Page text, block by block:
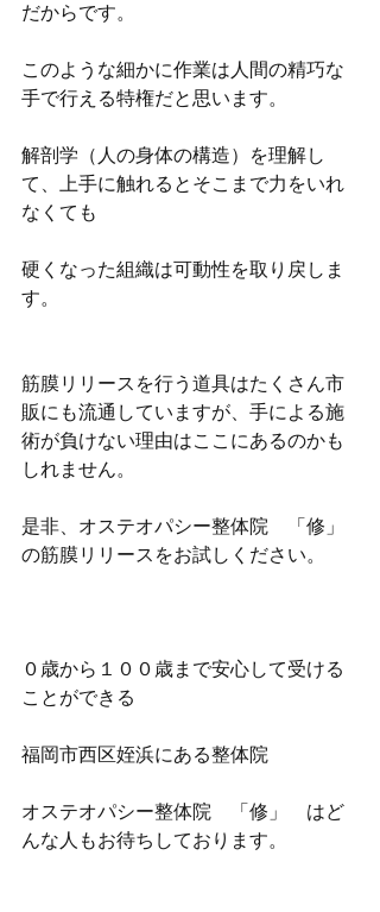
だからです。
このような細かに作業は人間の精巧な
手で行える特権だと思います。
解剖学（人の身体の構造）を理解し
て、上手に触れるとそこまで力をいれ
なくても
硬くなった組織は可動性を取り戻しま
す。
筋膜リリースを行う道具はたくさん市
販にも流通していますが、手による施
術が負けない理由はここにあるのかも
しれません。
是非、オステオパシー整体院　「修」
の筋膜リリースをお試しください。
０歳から１００歳まで安心して受ける
ことができる
福岡市西区姪浜にある整体院
オステオパシー整体院　「修」　はど
んな人もお待ちしております。